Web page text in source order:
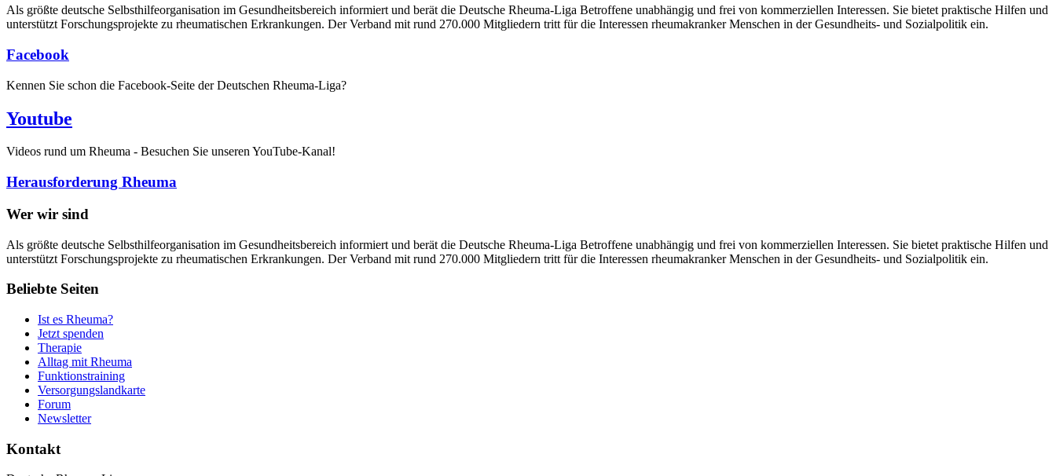
Als größte deutsche Selbsthilfe­organisation im Gesundheitsbereich informiert und berät die Deutsche Rheuma-Liga Betroffene unabhängig und frei von kommerziellen Interessen. Sie bietet praktische Hilfen und
unterstützt Forschungsprojekte zu rheumatischen Erkrankungen. Der Verband mit rund 270.000 Mitgliedern tritt für die Interessen rheumakranker Menschen in der Gesundheits- und Sozialpolitik ein.
Facebook
Kennen Sie schon die Facebook-Seite der Deutschen Rheuma-Liga?
Youtube
Videos rund um Rheuma - Besuchen Sie unseren YouTube-Kanal!
Herausforderung Rheuma
Wer wir sind
Als größte deutsche Selbsthilfeorganisation im Gesundheitsbereich informiert und berät die Deutsche Rheuma-Liga Betroffene unabhängig und frei von kommerziellen Interessen. Sie bietet praktische Hilfen und
unterstützt Forschungsprojekte zu rheumatischen Erkrankungen. Der Verband mit rund 270.000 Mitgliedern tritt für die Interessen rheumakranker Menschen in der Gesundheits- und Sozialpolitik ein.
Beliebte Seiten
Ist es Rheuma?
Jetzt spenden
Therapie
Alltag mit Rheuma
Funktionstraining
Versorgungslandkarte
Forum
Newsletter
Kontakt